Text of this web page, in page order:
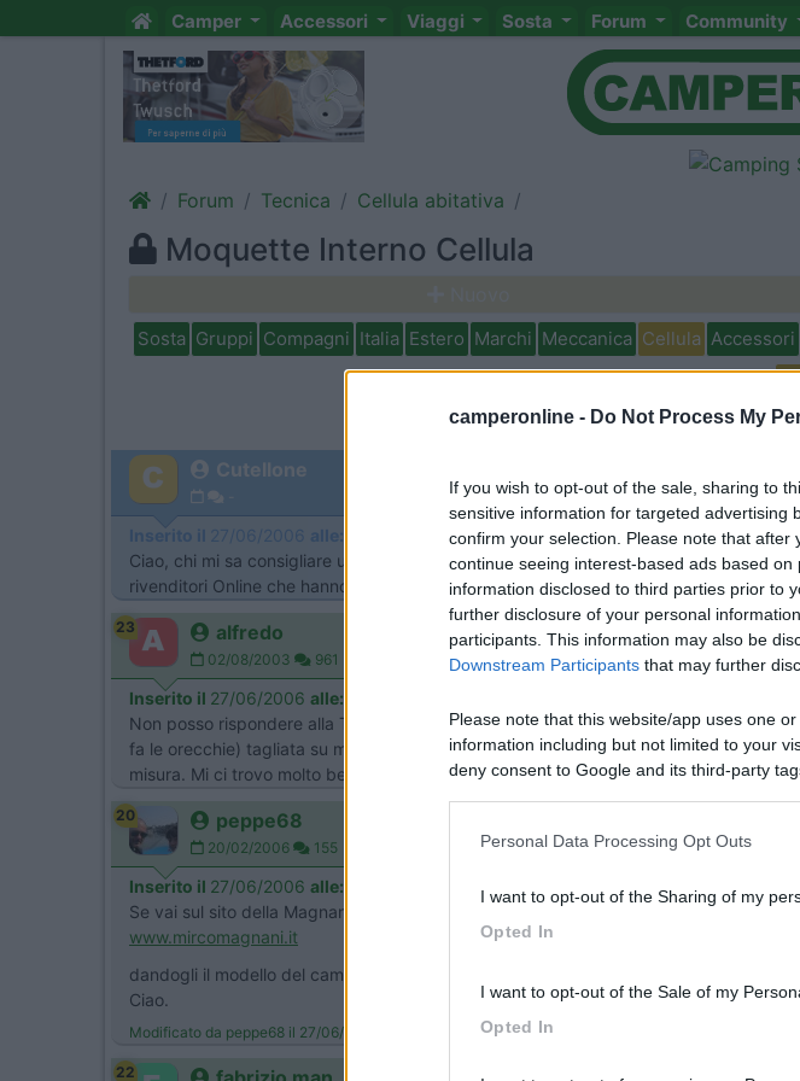
camperonline - Do Not Process My
If you wish to opt-out of the sale, sharing to
sensitive information for targeted advertising
confirm your selection. Please note that
continue seeing interest-based ads based
information disclosed to third parties prior to
further disclosure of your personal
participants. This information may also be
Downstream Participants that may further
Please note that this website/app uses one
information including but not limited to your
deny consent to Google and its third-party
Personal Data Processing Opt Outs
I want to opt-out of the Sharing of my
Opted In
I want to opt-out of the Sale of my
Opted In
Camper Accessori Viaggi Sosta Forum Community
Forum Tecnica Cellula abitativa
Moquette Interno Cellula
Sosta Gruppi Compagni Italia Estero Marchi Meccanica Cellula Accessori
<
Cutellone
Inserito il 27/06/2006 alle:
Ciao, chi mi sa consigliare un buon prodotto ( magari online ) da poter usare come
rivenditori Online che hanno gia' dei Pre-Assemblati elnagh si faccia avanti. Grazie
23 alfredo
02/08/2003 961
Inserito il 27/06/2006 alle:
Non posso rispondere alla Tua risposta, posso però dirTi che sul mio camper ho
fa le orecchie) tagliata su misura in tre pezzi. E' molto comoda per la pulizia
misura. Mi ci trovo molto bene tant'è che è un sistema che non ho mai abbandonato.
20 peppe68
20/02/2006 155
Inserito il 27/06/2006 alle:
Se vai sul sito della Magnani
www.mircomagnani.it
dandogli il modello del camper te lo fanno su misura io l'ho fatto fare sul mio
Ciao.
Modificato da peppe68 il 27/06/2006 alle 18:18:34
22